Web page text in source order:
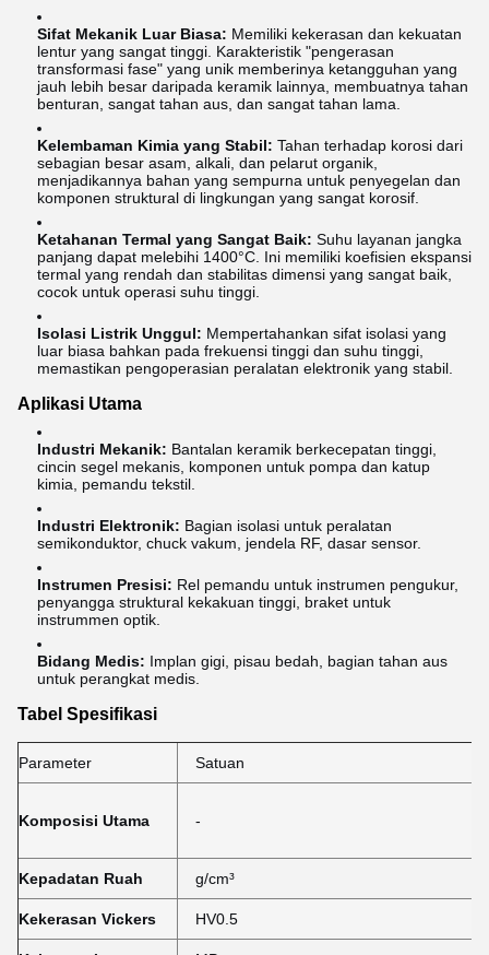
Sifat Mekanik Luar Biasa: Memiliki kekerasan dan kekuatan
lentur yang sangat tinggi. Karakteristik "pengerasan
transformasi fase" yang unik memberinya ketangguhan yang
jauh lebih besar daripada keramik lainnya, membuatnya tahan
benturan, sangat tahan aus, dan sangat tahan lama.
Kelembaman Kimia yang Stabil: Tahan terhadap korosi dari
sebagian besar asam, alkali, dan pelarut organik,
menjadikannya bahan yang sempurna untuk penyegelan dan
komponen struktural di lingkungan yang sangat korosif.
Ketahanan Termal yang Sangat Baik: Suhu layanan jangka
panjang dapat melebihi 1400°C. Ini memiliki koefisien ekspansi
termal yang rendah dan stabilitas dimensi yang sangat baik,
cocok untuk operasi suhu tinggi.
Isolasi Listrik Unggul: Mempertahankan sifat isolasi yang
luar biasa bahkan pada frekuensi tinggi dan suhu tinggi,
memastikan pengoperasian peralatan elektronik yang stabil.
Aplikasi Utama
Industri Mekanik: Bantalan keramik berkecepatan tinggi,
cincin segel mekanis, komponen untuk pompa dan katup
kimia, pemandu tekstil.
Industri Elektronik: Bagian isolasi untuk peralatan
semikonduktor, chuck vakum, jendela RF, dasar sensor.
Instrumen Presisi: Rel pemandu untuk instrumen pengukur,
penyangga struktural kekakuan tinggi, braket untuk
instrummen optik.
Bidang Medis: Implan gigi, pisau bedah, bagian tahan aus
untuk perangkat medis.
Tabel Spesifikasi
Parameter Satuan
Komposisi Utama -
Kepadatan Ruah g/cm³
Kekerasan Vickers HV0.5